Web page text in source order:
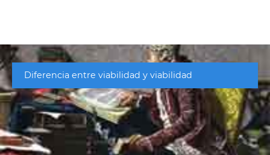
Diferencia entre viabilidad y viabilidad